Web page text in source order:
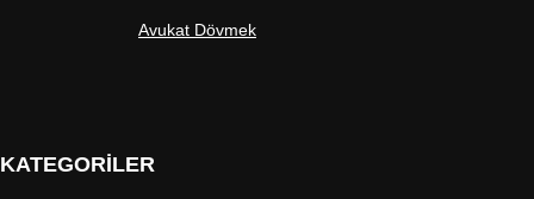
Avukat Dövmek
KATEGORİLER